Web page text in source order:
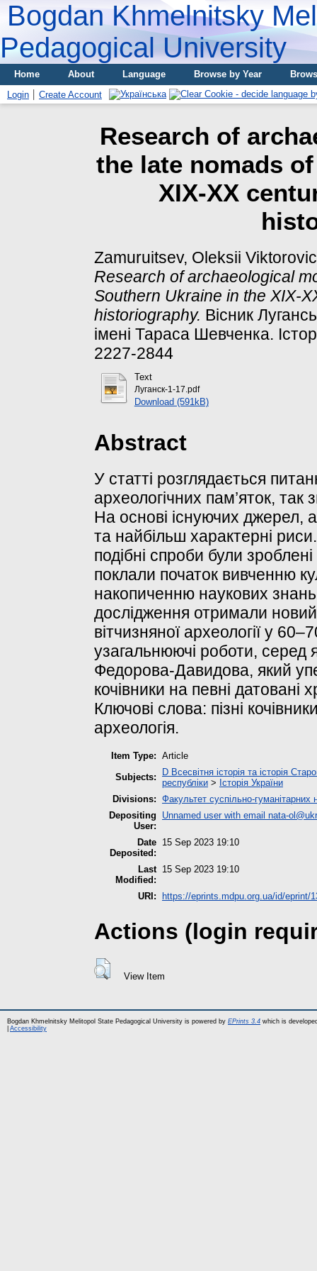
Bogdan Khmelnitsky
Pedagogical University
Home About Language Browse by Year
Login
Create Account
Research of
the late nomads
XIX-XX
Zamuruitsev, Oleksii
Research of archaeological
Southern Ukraine in the XIX-
historiography. Вісник
імені Тараса Шевченка.
2227-2844
Text
Луганск-1-17.pdf
Download (591kB)
Abstract
У статті розглядається
археологічних пам’яток, так
На основі існуючих джерел,
та найбільш характерні
подібні спроби були
поклали початок вивченню
накопиченню наукових
дослідження отримали
вітчизняної археології у
узагальнюючі роботи, серед
Федорова-Давидова, який
кочівники на певні датовані
Ключові слова: пізні
археологія.
Item Type: Article
Subjects:
D Всесвітня історія та історія
республіки > Історія України
Divisions: Факультет суспільно-гуманітарних
Depositing
User:
Unnamed user with email nata-
Date
Deposited:
15 Sep 2023 19:10
Last
Modified:
15 Sep 2023 19:10
URI: https://eprints.mdpu.org.ua/id/eprint/
Actions (login
View Item
Bogdan Khmelnitsky Melitopol State Pedagogical University is powered by EPrints 3.4 which is
Accessibility